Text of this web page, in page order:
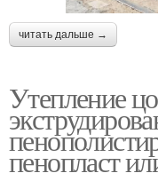
читать дальше →
Утепление
пенопласт